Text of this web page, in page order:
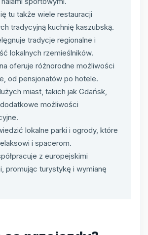
tu także wiele restauracji
tradycyjną kuchnię kaszubską.
tradycje regionalne i
lokalnych rzemieślników.
oferuje różnorodne możliwości
od pensjonatów po hotele.
miast, takich jak Gdańsk,
możliwości
lokalne parki i ogrody, które
i spacerom.
z europejskimi
promując turystykę i wymianę